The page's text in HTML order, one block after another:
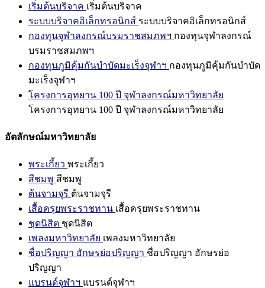
เริ่มต้นบริจาค เริ่มต้นบริจาค
ระบบบริจาคอิเล็กทรอนิกส์ ระบบบริจาคอิเล็กทรอนิกส์
กองทุนจุฬาลงกรณ์บรมราชสมภพฯ กองทุนจุฬาลงกรณ์
บรมราชสมภพฯ
กองทุนภูมิคุ้มกันบำบัดมะเร็งจุฬาฯ กองทุนภูมิคุ้มกันบำบัด
มะเร็งจุฬาฯ
โครงการอุทยาน 100 ปี จุฬาลงกรณ์มหาวิทยาลัย
โครงการอุทยาน 100 ปี จุฬาลงกรณ์มหาวิทยาลัย
อัตลักษณ์มหาวิทยาลัย
พระเกี้ยว พระเกี้ยว
สีชมพู สีชมพู
ต้นจามจุรี ต้นจามจุรี
เสื้อครุยพระราชทาน เสื้อครุยพระราชทาน
ชุดนิสิต ชุดนิสิต
เพลงมหาวิทยาลัย เพลงมหาวิทยาลัย
ชื่อปริญญา อักษรย่อปริญญา ชื่อปริญญา อักษรย่อ
ปริญญา
แบรนด์จุฬาฯ แบรนด์จุฬาฯ